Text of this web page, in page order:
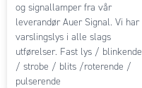
og signallamper fra vår
leverandør Auer Signal. Vi har
varslingslys i alle slags
utførelser. Fast lys / blinkende
/ strobe / blits /roterende /
pulserende